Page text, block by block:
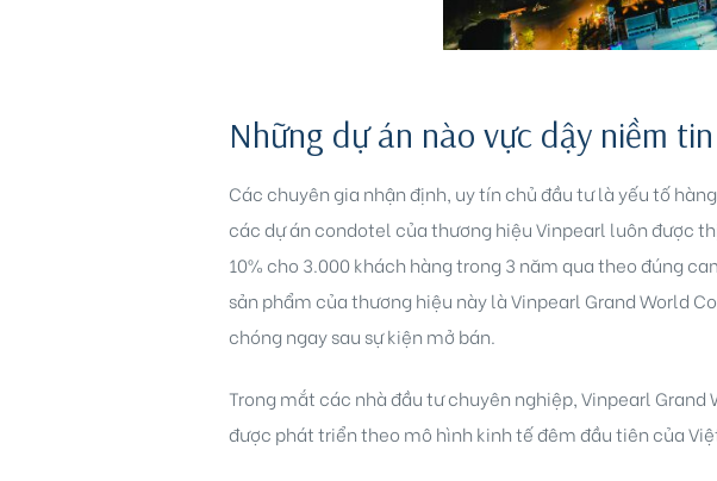
Những dự án nào vực dậy niềm
Các chuyên gia nhận định, uy tín chủ đầu tư là yếu tố
các dự án condotel của thương hiệu Vinpearl luôn được
10% cho 3.000 khách hàng trong 3 năm qua theo đúng
sản phẩm của thương hiệu này là Vinpearl Grand World
chóng ngay sau sự kiện mở bán.
Trong mắt các nhà đầu tư chuyên nghiệp, Vinpearl
được phát triển theo mô hình kinh tế đêm đầu tiên của